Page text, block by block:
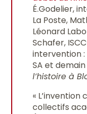
É.Godelier,
La Poste,
Léonard
Schafer,
intervention :
SA et demain
l’histoire à
«
collectifs